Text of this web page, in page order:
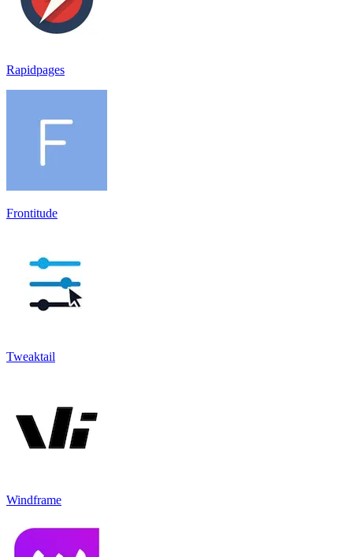
Rapidpages
Frontitude
Tweaktail
Windframe